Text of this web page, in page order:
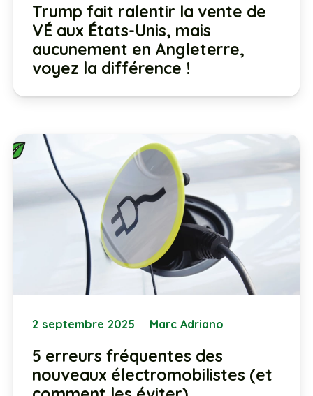
Trump fait ralentir la vente de
VÉ aux États-Unis, mais
aucunement en Angleterre,
voyez la différence !
2 septembre 2025 Marc Adriano
5 erreurs fréquentes des
nouveaux électromobilistes (et